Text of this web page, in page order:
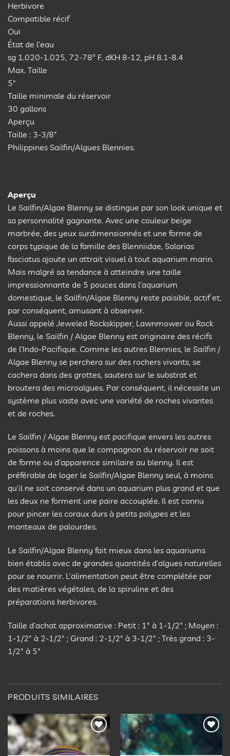
Herbivore
Compatible récif
Oui
État de l’eau
sg 1.020-1.025, 72-78° F, dKH 8-12, pH 8.1-8.4
Max. Taille
5″
Taille minimale du réservoir
30 gallons
Aperçu
Taille : 3-3/8″
Philippines Sailfin/Algues Blennies.
Aperçu
Le Sailfin/Algae Blenny se distingue par son look unique et
sa personnalité gagnante. Avec une couleur beige
marbrée, des yeux surdimensionnés et une forme de
corps typique de la famille des Blenniidae, Salarias
fasciatus ajoute un attrait visuel à tout aquarium marin.
Mais malgré sa tendance à atteindre une taille
impressionnante de 5 pouces dans l’aquarium
domestique, le Sailfin/Algae Blenny reste paisible, actif et,
par conséquent, amusant à observer.
Aussi appelé Jeweled Rockskipper, Lawnmower ou Rock
Blenny, le Sailfin / Algae Blenny est originaire des récifs
de l’Indo-Pacifique. Comme les autres Blennies, le Sailfin /
Algae Blenny se perchera sur des rochers vivants, se
cachera dans des grottes, sautera sur le substrat et
broutera des microalgues. Par conséquent, il nécessite un
système plus vaste avec une variété de roches vivantes
et de roches.
Le Sailfin / Algae Blenny est pacifique envers les autres
poissons à moins que le compagnon du réservoir ne soit
de forme ou d’apparence similaire au blenny. Il est
préférable de loger le Sailfin/Algae Blenny seul, à moins
qu’il ne soit conservé dans un aquarium plus grand et que
les deux ne forment une paire accouplée. Il est connu
pour pincer les coraux durs à petits polypes et les
manteaux de palourdes.
Le Sailfin/Algae Blenny fait mieux dans les aquariums
bien établis avec de grandes quantités d’algues naturelles
pour se nourrir. L’alimentation peut être complétée par
des matières végétales, de la spiruline et des
préparations herbivores.
Taille d’achat approximative : Petit : 1″ à 1-1/2″ ; Moyen :
1-1/2″ à 2-1/2″ ; Grand : 2-1/2″ à 3-1/2″ ; Très grand : 3-
1/2″ à 5″
PRODUITS SIMILAIRES
Ajouter
à la
liste
liste